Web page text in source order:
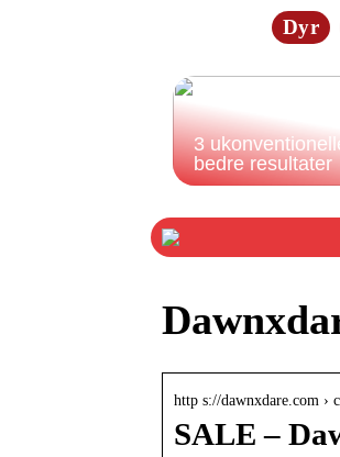
Dyr
3
bedre resultater
http s://dawnxdare.com ›
SALE –